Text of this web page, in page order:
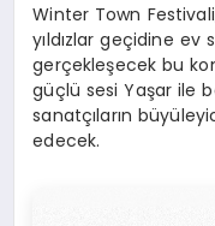
Winter Town
yıldızlar geçidine ev
gerçekleşecek bu
güçlü sesi Yaşar ile
sanatçıların
edecek.